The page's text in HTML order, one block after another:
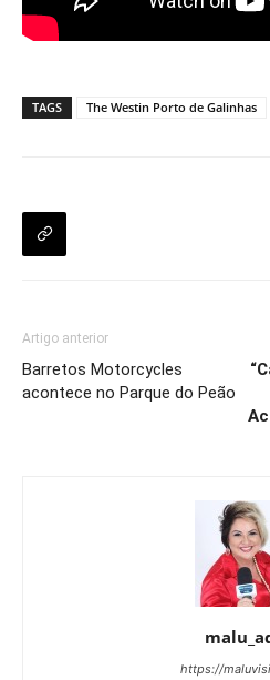
TAGS The Westin Porto de Galinhas
Artigo anterior
Barretos Motorcycles
acontece no Parque do Peão
https://